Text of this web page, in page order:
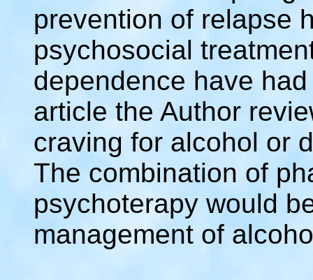
prevention of relapse
psychosocial
dependence have
article the Author
craving for alcohol or
The combination of
psychoterapy would
management of